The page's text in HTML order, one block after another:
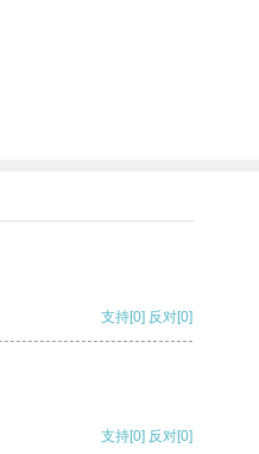
支持[0] 反对[0]
支持[0] 反对[0]